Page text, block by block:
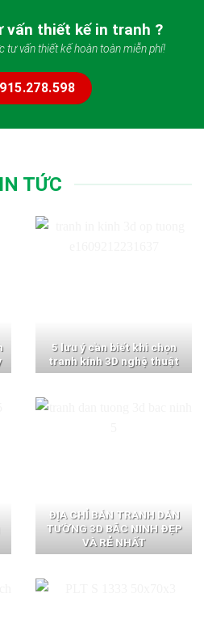
vấn thiết kế in tranh ?
tư vấn thiết kế hoàn toàn miễn phí!
TỨC
5 lưu ý cần biết khi chọn
tranh kính 3D nghệ thuật
ĐỊA CHỈ BÁN TRANH DÁN
TƯỜNG 3D BẮC NINH ĐẸP
VÀ RẺ NHẤT